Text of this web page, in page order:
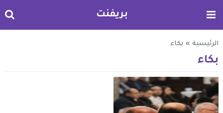
بريفنت
الرئيسية » بكاء
بكاء